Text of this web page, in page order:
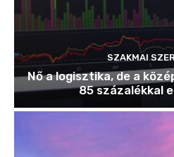
SZAKMAI
Nő a logisztika, de a
85 százalékkal